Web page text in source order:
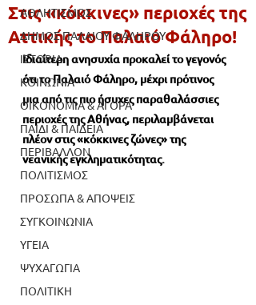
ΑΘΛΗΤΙΣΜΟΣ
ΔΗΜΟΣ ΠΑΛΑΙΟΥ ΦΑΛΗΡΟΥ
ΙΣΤΟΡΙΑ
ΚΟΙΝΩΝΙΑ
ΟΙΚΟΝΟΜΙΑ & ΑΓΟΡΑ
ΠΑΙΔΙ & ΠΑΙΔΕΙΑ
ΠΕΡΙΒΑΛΛΟΝ
ΠΟΛΙΤΙΣΜΟΣ
ΠΡΟΣΩΠΑ & ΑΠΟΨΕΙΣ
ΣΥΓΚΟΙΝΩΝΙΑ
ΥΓΕΙΑ
ΨΥΧΑΓΩΓΙΑ
ΠΟΛΙΤΙΚΗ
Στις «κόκκινες» περιοχές της
Αττικής το Παλαιό Φάληρο!
Ιδιαίτερη ανησυχία προκαλεί το γεγονός
ότι το Παλαιό Φάληρο, μέχρι πρότινος
μια από τις πιο ήσυχες παραθαλάσσιες
περιοχές της Αθήνας, περιλαμβάνεται
πλέον στις «κόκκινες ζώνες» της
νεανικής εγκληματικότητας.